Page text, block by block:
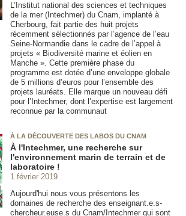
L’Institut national des sciences et techniques
de la mer (Intechmer) du Cnam, implanté à
Cherbourg, fait partie des huit projets
récemment sélectionnés par l’agence de l’eau
Seine-Normandie dans le cadre de l’appel à
projets « Biodiversité marine et éolien en
Manche ». Cette première phase du
programme est dotée d’une enveloppe globale
de 5 millions d’euros pour l’ensemble des
projets lauréats. Elle marque un nouveau défi
pour l’Intechmer, dont l’expertise est largement
reconnue par la communaut
À LA DÉCOUVERTE DES LABOS DU CNAM
À l'Intechmer, une recherche sur
l'environnement marin de terrain et de
laboratoire !
1 février 2019
Aujourd'hui nous vous présentons les
domaines de recherche des enseignant.e.s-
chercheur.euse.s du Cnam/Intechmer qui sont